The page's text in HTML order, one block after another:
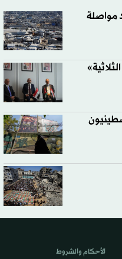
مواصلة
الأحكام والشروط